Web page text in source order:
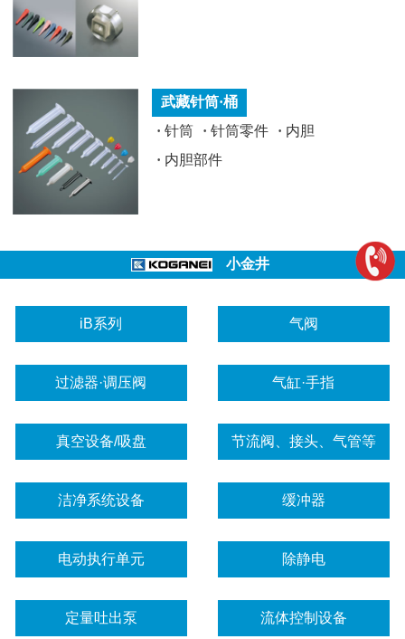
武藏针筒·桶
· 针筒 · 针筒零件 · 内胆
· 内胆部件
小金井
iB系列 气阀
过滤器·调压阀 气缸·手指
真空设备/吸盘 节流阀、接头、气管等
洁净系统设备 缓冲器
电动执行单元 除静电
定量吐出泵 流体控制设备